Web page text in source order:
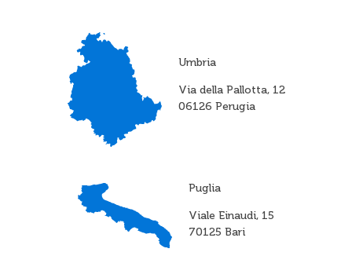
Umbria
Via della Pallotta, 12
06126 Perugia
Puglia
Viale Einaudi, 15
70125 Bari